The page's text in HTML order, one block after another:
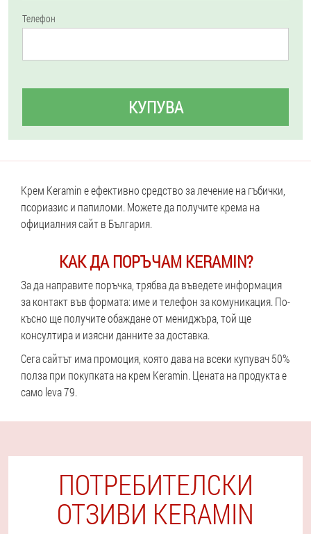
Телефон
КУПУВА
Крем Keramin е ефективно средство за лечение на гъбички,
псориазис и папиломи. Можете да получите крема на
официалния сайт в България.
КАК ДА ПОРЪЧАМ KERAMIN?
За да направите поръчка, трябва да въведете информация
за контакт във формата: име и телефон за комуникация. По-
късно ще получите обаждане от мениджъра, той ще
консултира и изясни данните за доставка.
Сега сайтът има промоция, която дава на всеки купувач 50%
полза при покупката на крем Keramin. Цената на продукта е
само leva 79.
ПОТРЕБИТЕЛСКИ
ОТЗИВИ KERAMIN